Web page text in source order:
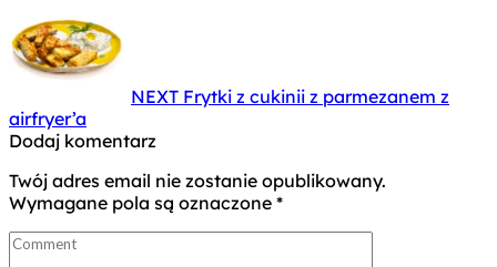
NEXT Frytki z cukinii z parmezanem z
airfryer’a
Dodaj komentarz
Twój adres email nie zostanie opublikowany.
Wymagane pola są oznaczone *